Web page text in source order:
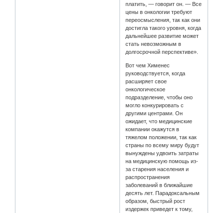
платить, — говорит он. — Все
цены в онкологии требуют
переосмысления, так как они
достигла такого уровня, когда
дальнейшее развитие может
стать невозможным в
долгосрочной перспективе».
Вот чем Хименес
руководствуется, когда
расширяет свое
онкологическое
подразделение, чтобы оно
могло конкурировать с
другими центрами. Он
ожидает, что медицинские
компании окажутся в
тяжелом положении, так как
страны по всему миру будут
вынуждены удвоить затраты
на медицинскую помощь из-
за старения населения и
распространения
заболеваний в ближайшие
десять лет. Парадоксальным
образом, быстрый рост
издержек приведет к тому,